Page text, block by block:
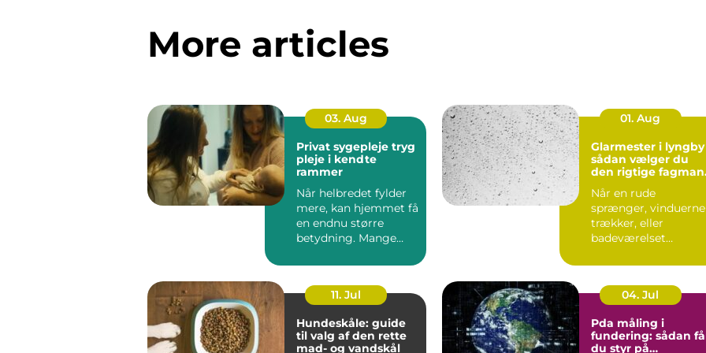
More articles
03. Aug
Privat sygepleje tryg
pleje i kendte
rammer
Når helbredet fylder
mere, kan hjemmet få
en endnu større
betydning. Mange
be...
01. Aug
Glarmester i lyngby
sådan vælger du
den rigtige
Når en rude
sprænger, vinduerne
trækker, eller
badeværelset
spejl, er en
11. Jul
Hundeskåle: guide
til valg af den rette
mad- og vandskål
04. Jul
Pda måling i
fundering: sådan
du styr på